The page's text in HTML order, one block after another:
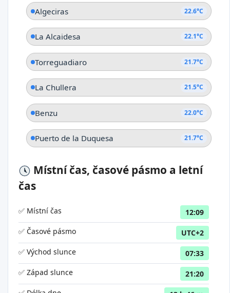
Algeciras 22.6°C
La Alcaidesa 22.1°C
Torreguadiaro 21.7°C
La Chullera 21.5°C
Benzu 22.0°C
Puerto de la Duquesa 21.7°C
Místní čas, časové pásmo a letní
čas
✅ Místní čas
12:09
✅ Časové pásmo
UTC+2
✅ Východ slunce
07:33
✅ Západ slunce
21:20